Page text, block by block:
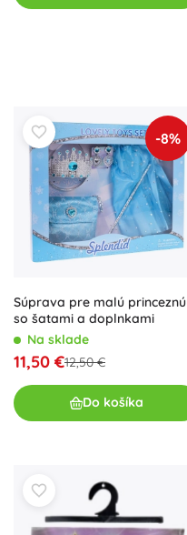
-8%
Súprava pre malú princeznú
so šatami a doplnkami
Na sklade
11,50 €12,50 €
Do košíka